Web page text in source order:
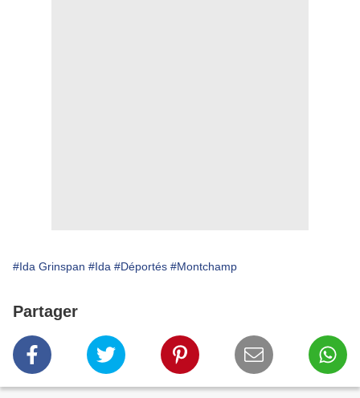
#Ida Grinspan #Ida #Déportés #Montchamp
Partager